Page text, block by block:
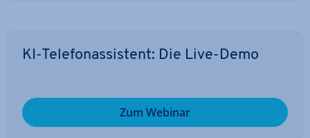
KI-Te­le­fon­as­sis­tent: Die Live-Demo
Zum Webinar